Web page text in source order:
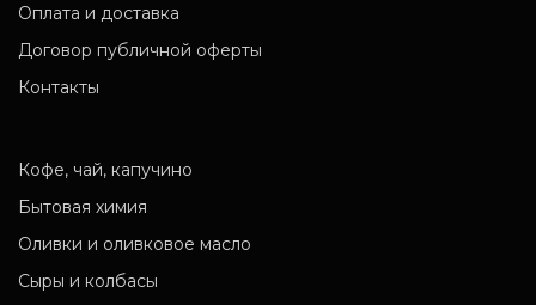
Оплата и доставка
Договор публичной оферты
Контакты
Кофе, чай, капучино
Бытовая химия
Оливки и оливковое масло
Сыры и колбасы